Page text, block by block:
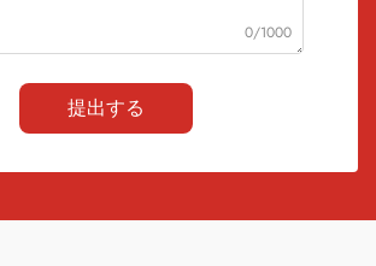
0/1000
提出する